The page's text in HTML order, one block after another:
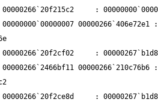
00000266`20f215c2     :
00000266`406e72e1 :
00000266`20f2cf02     :
00000266`2466bf11 00000266`210c76b6 :
00000266`20f2ce8d     :